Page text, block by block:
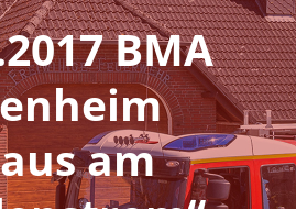
BMA
am